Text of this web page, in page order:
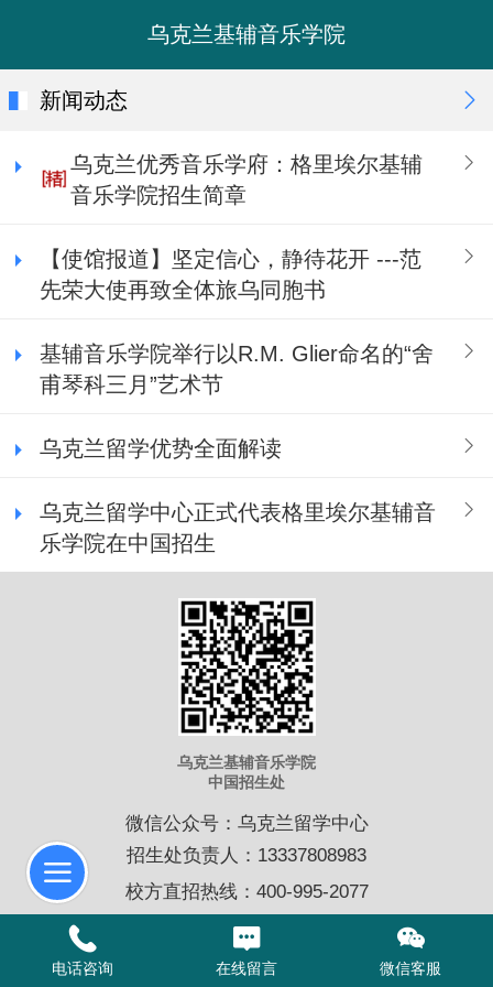
乌克兰基辅音乐学院
新闻动态
乌克兰优秀音乐学府：格里埃尔基辅
音乐学院招生简章
【使馆报道】坚定信心，静待花开 ---范
先荣大使再致全体旅乌同胞书
基辅音乐学院举行以R.M. Glier命名的“舍
甫琴科三月”艺术节
乌克兰留学优势全面解读
乌克兰留学中心正式代表格里埃尔基辅音
乐学院在中国招生
乌克兰基辅音乐学院
中国招生处
微信公众号：乌克兰留学中心
招生处负责人：13337808983
校方直招热线：400-995-2077
优创科技
电话咨询 在线留言 微信客服